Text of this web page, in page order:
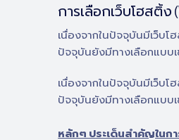
การเลือกเว็บโฮสติ้
เนื่องจากในปัจจุบันมีเว็บโ
ปัจจุบันยังมีทางเลือกแบบ
เนื่องจากในปัจจุบันมีเว็บโ
ปัจจุบันยังมีทางเลือกแบบ
หลักๆ ประเด็นสำคัญในก